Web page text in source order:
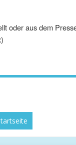
oder aus dem